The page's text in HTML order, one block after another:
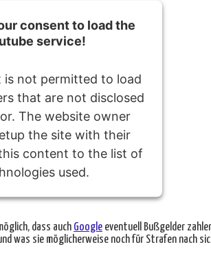
consent to load the
service!
is not permitted to load
that are not disclosed
The website owner
the site with their
content to the list of
used.
Consent Management
dass auch Google eventuell Bußgelder
was sie möglicherweise noch für Strafen nach